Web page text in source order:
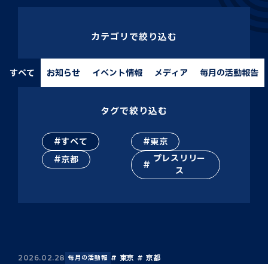
カテゴリで絞り込む
すべて お知らせ イベント情報 メディア 毎月の活動報告
タグで絞り込む
すべて
東京
京都
プレスリリー
ス
2026.02.28 毎月の活動報
東京 京都